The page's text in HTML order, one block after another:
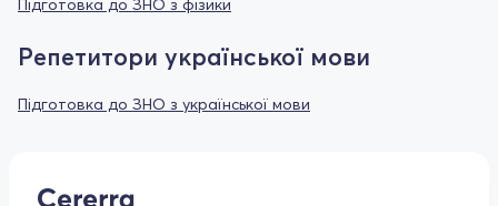
Репетитори української мови
Підготовка до ЗНО з української мови